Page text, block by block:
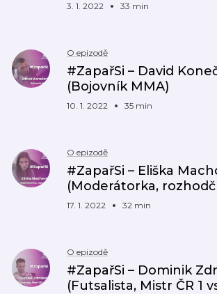
3. 1. 2022 33 min
O epizodě
#ZapařSi – David
(Bojovník MMA)
10. 1. 2022 35 min
O epizodě
#ZapařSi – Eliška
(Moderátorka,
17. 1. 2022 32 min
O epizodě
#ZapařSi – Dominik
(Futsalista, Mistr ČR 1